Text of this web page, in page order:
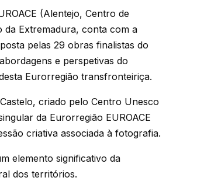
(Alentejo, Centro de
Extremadura, conta com a
pelas 29 obras finalistas do
e perspetivas do
Eurorregião transfronteiriça.
criado pelo Centro Unesco
da Eurorregião EUROACE
criativa associada à fotografia.
elemento significativo da
dos territórios.